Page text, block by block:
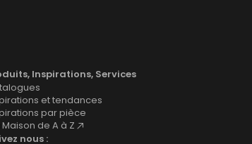
Inspirations, Services
et tendances
par pièce
de A à Z
nous :